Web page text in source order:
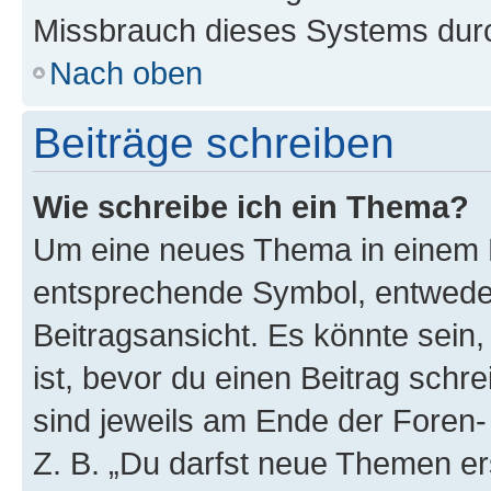
Missbrauch dieses Systems
Nach oben
Beiträge schreiben
Wie schreibe ich ein Thema?
Um eine neues Thema in
entsprechende Symbol,
Beitragsansicht. Es könnte
ist, bevor du einen Beitrag
sind jeweils am Ende der
Z. B. „Du darfst neue Themen